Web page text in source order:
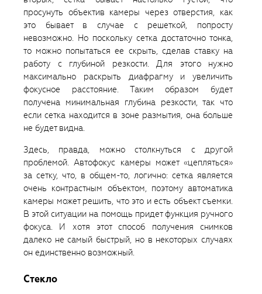
просунуть объектив камеры через отверстия, как
это бывает в случае с решеткой, попросту
невозможно. Но поскольку сетка достаточно тонка,
то можно попытаться ее скрыть, сделав ставку на
работу с глубиной резкости. Для этого нужно
максимально раскрыть диафрагму и увеличить
фокусное расстояние. Таким образом будет
получена минимальная глубина резкости, так что
если сетка находится в зоне размытия, она больше
не будет видна.
Здесь, правда, можно столкнуться с другой
проблемой. Автофокус камеры может «цепляться»
за сетку, что, в общем-то, логично: сетка является
очень контрастным объектом, поэтому автоматика
камеры может решить, что это и есть объект съемки.
В этой ситуации на помощь придет функция ручного
фокуса. И хотя этот способ получения снимков
далеко не самый быстрый, но в некоторых случаях
он единственно возможный.
Стекло